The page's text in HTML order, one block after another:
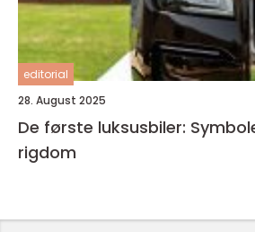
editorial
28. August 2025
De første luksusbiler:
rigdom